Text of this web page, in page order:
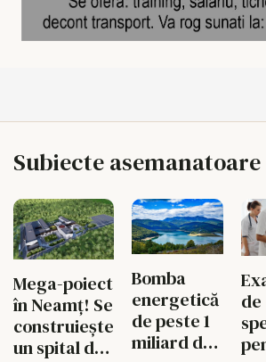
Subiecte asemanatoare
Mega-poiect
în Neamț! Se
construiește
un spital de
Bomba
energetică
de peste 1
miliard de
de